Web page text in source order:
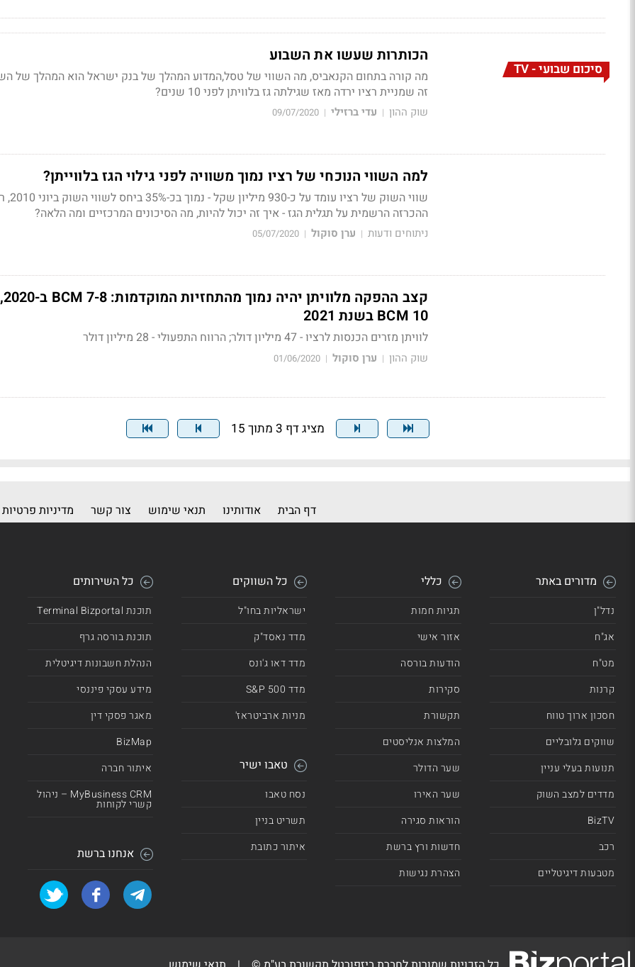
סיכום שבועי - TV
הכותרות שעשו את השבוע
מה קורה בתחום הקנאביס, מה השווי של טסל,המדוע המהלך של בנק ישראל הוא המהלך של
זה שמניית רציו ירדה מאז שגילתה גז בלוויתן לפני 10 שנים?
שוק ההון | עדי ברזילי |
09/07/2020
למה השווי הנוכחי של רציו נמוך משוויה לפני גילוי הגז בלווייתן?
שווי השוק של
ההכרזה הרשמית על תגלית הגז - איך זה יכול להיות, מה הסיכונים המרכזיים ומה הלאה?
ניתוחים ודעות | ערן סוקול |
05/07/2020
10 BCM בשנת 2021
לוויתן מזרים הכנסות לרציו - 47 מיליון דולר; הרווח התפעולי - 28 מיליון דולר
שוק ההון | ערן סוקול |
01/06/2020
מציג דף 3 מתוך 15
דף הבית אודותינו תנאי שימוש צור קשר מדיניות פרטיות
מדורים באתר
נדל"ן
אג"ח
מט"ח
קרנות
חסכון ארוך טווח
שווקים גלובליים
תנועות בעלי עניין
מדדים למצב השוק
BizTV
רכב
מטבעות דיגיטליים
כללי
תגיות חמות
אזור אישי
הודעות בורסה
סקירות
תקשורת
המלצות אנליסטים
שער הדולר
שער האירו
הוראות סגירה
חדשות ורץ ברשת
הצהרת נגישות
כל השווקים
ישראליות בחו"ל
מדד נאסד"ק
מדד דאו ג'ונס
מדד 500 S&P
מניות ארביטראז'
טאבו ישיר
נסח טאבו
תשריט בניין
איתור כתובת
כל השירותים
תוכנת Terminal Bizportal
תוכנת בורסה גרף
הנהלת חשבונות דיגיטלית
מידע עסקי פיננסי
מאגר פסקי דין
BizMap
איתור חברה
MyBusiness CRM – ניהול
קשרי לקוחות
אנחנו ברשת